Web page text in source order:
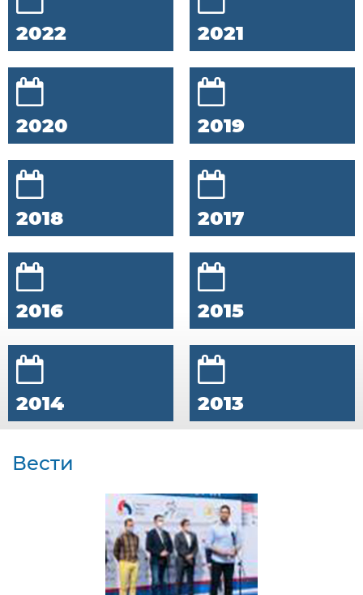
2022 2021
2020 2019
2018 2017
2016 2015
2014 2013
Вести